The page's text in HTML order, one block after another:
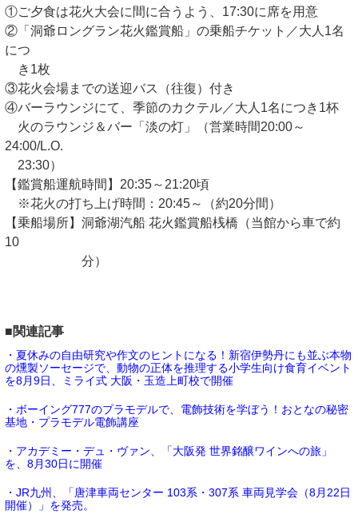
①ご夕食は花火大会に間に合うよう、17:30に席を用意
②「洞爺ロングラン花火鑑賞船」の乗船チケット／大人1名
につ
き1枚
③花火会場までの送迎バス（往復）付き
④バーラウンジにて、季節のカクテル／大人1名につき1杯
火のラウンジ＆バー「淡の灯」（営業時間20:00～
24:00/L.O.
23:30）
【鑑賞船運航時間】20:35～21:20頃
※花火の打ち上げ時間：20:45～（約20分間）
【乗船場所】洞爺湖汽船 花火鑑賞船桟橋（当館から車で約
10
分）
■関連記事
・夏休みの自由研究や作文のヒントになる！新宿伊勢丹にも並ぶ本物
の燻製ソーセージで、動物の正体を推理する小学生向け食育イベント
を8月9日、ミライ式 大阪・玉造上町校で開催
・ボーイング777のプラモデルで、電飾技術を学ぼう！おとなの秘密
基地・プラモデル電飾講座
・アカデミー・デュ・ヴァン、「大阪発 世界銘醸ワインへの旅」
を、8月30日に開催
・JR九州、「唐津車両センター 103系・307系 車両見学会（8月22日
開催）」を発売。